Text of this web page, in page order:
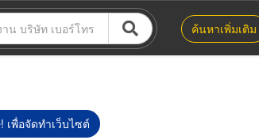
ค้นหาเพิ่มเติม
พื่อจัดทำเว็บไซต์